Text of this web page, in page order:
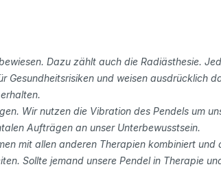
Dazu zählt auch die Radiästhesie.
Gesundheitsrisiken und weisen
Wir nutzen die Vibration des Pendels um
Aufträgen an unser Unterbewusstsein.
mit allen anderen Therapien kombiniert
Sollte jemand unsere Pendel in Therapie